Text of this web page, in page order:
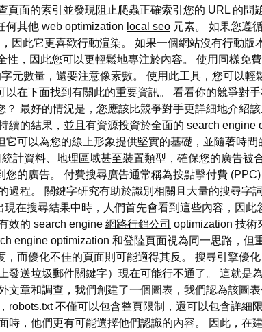
面的索引並發現阻止爬蟲正確索引您的 URL 的問
何其他 web optimization local seo 元素。 如果您遵
因此它更喜歡行動渲染。 如果一個網站沒有行動版
，因此您可以更輕鬆地專注於內容。 使用同樣免
元數量，還要注意像素數。 使用此工具，您可以
在下面找到有關此的重要資訊。 看看你的競爭對
最好的情況是，您應該比競爭對手更詳細地介紹
的結果，並且有資源投資於全面的 search
可以為您的線上形象提供堅實的基礎，並隨著時間
計資料、地理區域甚至裝置類型，確保您的廣告被
的廣告。 付費搜尋廣告通常稱為按點擊付費
過程。 關鍵字研究有助於識別相關且大量的搜尋字
在搜尋結果中時，人們首先會看到這些內容，因
效的 search engine 網路行銷公司 optimization 技術
engine optimization 和登陸頁面視為同一思路，但
而優化不佳的頁面則可能適得其反。 搜尋引擎優
送垃圾郵件關鍵字）現在可能行不通了。 這就是
文章和調查，我們創建了一個圖表，我們認為該圖
不僅可以包含整頁限制，還可以包含詳細
，他們更有可能選擇他們認識的內容。 因此，在